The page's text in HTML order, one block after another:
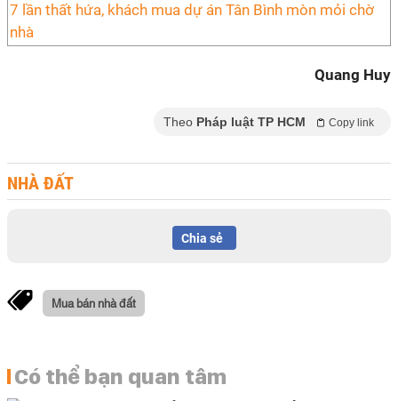
7 lần thất hứa, khách mua dự án Tân Bình mòn mỏi chờ
nhà
Quang Huy
Theo Pháp luật TP HCM Copy link
NHÀ ĐẤT
Chia sẻ
Mua bán nhà đất
Có thể bạn quan tâm